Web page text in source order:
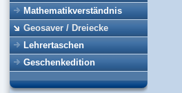
Mathematikverständnis
Geosaver / Dreiecke
Lehrertaschen
Geschenkedition